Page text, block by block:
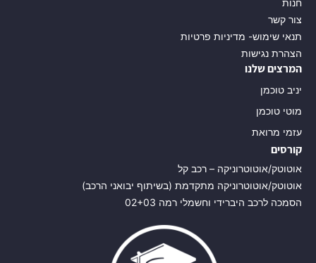
חנות
צור קשר
תנאי שימוש- מדיניות פרטיות
הצהרת נגישות
המרצים שלנו
יניב טוכמן
מוטי טוכמן
עזמי מרואת
קורסים
אוטוטק/אוטוטרוניקה – רכב קל
אוטוטק/אוטוטרוניקה מתקדמת (בשיתוף יבואני הרכב)
הסמכה לרכב היברידי וחשמלי רמה 02+03